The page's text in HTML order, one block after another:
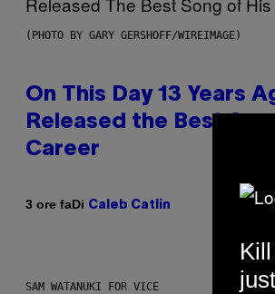
(PHOTO BY GARY GERSHOFF/WIREIMAGE)
On This Day 13 Years
Released the Best
Career
3 ore faDi Caleb Catlin
SAM WATANUKI FOR VICE